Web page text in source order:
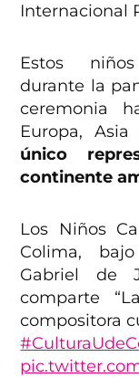
Internacional
Estos
durante la
ceremonia
Europa,
único
continente
Los Niños
Colima,
Gabriel de
comparte
compositora